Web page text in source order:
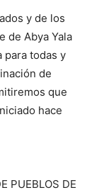
y de los
de Abya Yala
para todas y
de
que
hace
PUEBLOS DE